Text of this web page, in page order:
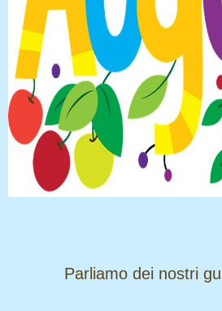
​​​​​​​Parliamo dei nostri